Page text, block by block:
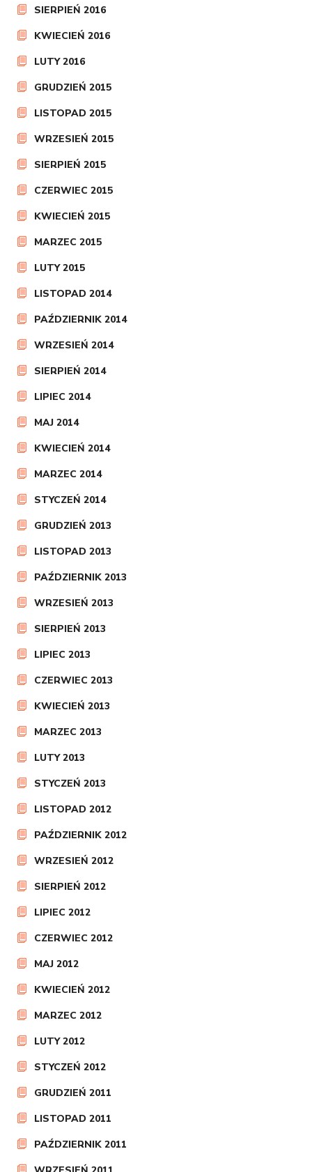
SIERPIEŃ 2016
KWIECIEŃ 2016
LUTY 2016
GRUDZIEŃ 2015
LISTOPAD 2015
WRZESIEŃ 2015
SIERPIEŃ 2015
CZERWIEC 2015
KWIECIEŃ 2015
MARZEC 2015
LUTY 2015
LISTOPAD 2014
PAŹDZIERNIK 2014
WRZESIEŃ 2014
SIERPIEŃ 2014
LIPIEC 2014
MAJ 2014
KWIECIEŃ 2014
MARZEC 2014
STYCZEŃ 2014
GRUDZIEŃ 2013
LISTOPAD 2013
PAŹDZIERNIK 2013
WRZESIEŃ 2013
SIERPIEŃ 2013
LIPIEC 2013
CZERWIEC 2013
KWIECIEŃ 2013
MARZEC 2013
LUTY 2013
STYCZEŃ 2013
LISTOPAD 2012
PAŹDZIERNIK 2012
WRZESIEŃ 2012
SIERPIEŃ 2012
LIPIEC 2012
CZERWIEC 2012
MAJ 2012
KWIECIEŃ 2012
MARZEC 2012
LUTY 2012
STYCZEŃ 2012
GRUDZIEŃ 2011
LISTOPAD 2011
PAŹDZIERNIK 2011